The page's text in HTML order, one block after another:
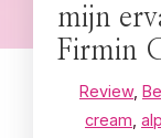
mijn
Firmin
Review,
cream